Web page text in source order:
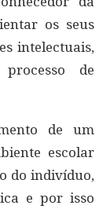
os seus
intelectuais,
de
de um
escolar
do indivíduo,
e por isso